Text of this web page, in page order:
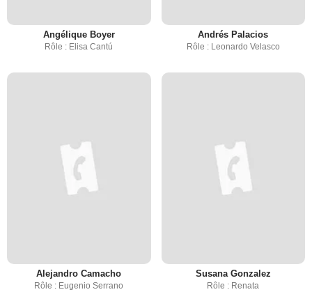
Angélique Boyer
Rôle : Elisa Cantú
Andrés Palacios
Rôle : Leonardo Velasco
Alejandro Camacho
Rôle : Eugenio Serrano
Susana Gonzalez
Rôle : Renata